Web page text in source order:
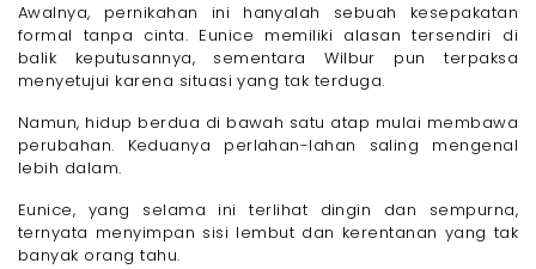
Awalnya, pernikahan ini hanyalah sebuah kesepakatan
formal tanpa cinta. Eunice memiliki alasan tersendiri di
balik keputusannya, sementara Wilbur pun terpaksa
menyetujui karena situasi yang tak terduga.
Namun, hidup berdua di bawah satu atap mulai membawa
perubahan. Keduanya perlahan-lahan saling mengenal
lebih dalam.
Eunice, yang selama ini terlihat dingin dan sempurna,
ternyata menyimpan sisi lembut dan kerentanan yang tak
banyak orang tahu.